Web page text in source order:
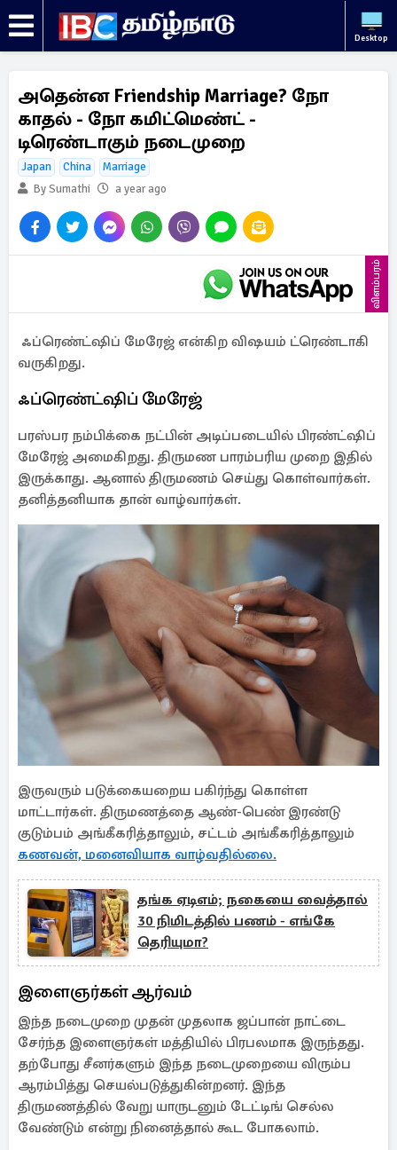
Desktop
அதென்ன Friendship Marriage? நோ
காதல் - நோ கமிட்மெண்ட் -
டிரெண்டாகும் நடைமுறை
Japan China
Marriage
By Sumathi
a year ago
விளம்பரம்
ஃப்ரெண்ட்ஷிப் மேரேஜ் என்கிற விஷயம் ட்ரெண்டாகி
வருகிறது.
ஃப்ரெண்ட்ஷிப் மேரேஜ்
பரஸ்பர நம்பிக்கை நட்பின் அடிப்படையில் பிரண்ட்ஷிப்
மேரேஜ் அமைகிறது. திருமண பாரம்பரிய முறை இதில்
இருக்காது. ஆனால் திருமணம் செய்து கொள்வார்கள்.
தனித்தனியாக தான் வாழ்வார்கள்.
இருவரும் படுக்கையறைய பகிர்ந்து கொள்ள
மாட்டார்கள். திருமணத்தை ஆண்-பெண் இரண்டு
குடும்பம் அங்கீகரித்தாலும், சட்டம் அங்கீகரித்தாலும்
கணவன், மனைவியாக வாழ்வதில்லை.
தங்க ஏடிஎம்; நகையை வைத்தால்
30 நிமிடத்தில் பணம் - எங்கே
தெரியுமா?
இளைஞர்கள் ஆர்வம்
இந்த நடைமுறை முதன் முதலாக ஜப்பான் நாட்டை
சேர்ந்த இளைஞர்கள் மத்தியில் பிரபலமாக இருந்தது.
தற்போது சீனர்களும் இந்த நடைமுறையை விரும்ப
ஆரம்பித்து செயல்படுத்துகின்றனர். இந்த
திருமணத்தில் வேறு யாருடனும் டேட்டிங் செல்ல
வேண்டும் என்று நினைத்தால் கூட போகலாம்.